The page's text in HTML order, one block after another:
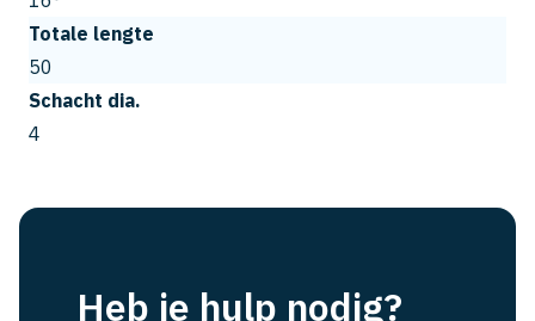
Totale lengte
50
Schacht dia.
4
Heb je hulp nodig?